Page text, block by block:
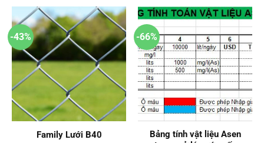
99.000 ₫.là:
50.000 ₫.
79.000 ₫.là:
19.000 ₫.
-43%
Family Lưới B40
-66%
Bảng tính vật liệu Asen